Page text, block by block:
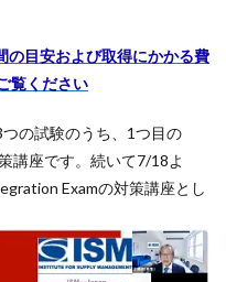
の目安および取得にかかる費
覧ください
の試験のうち、1つ目の
講座です。続いて7/18よ
Examの対策講座とし